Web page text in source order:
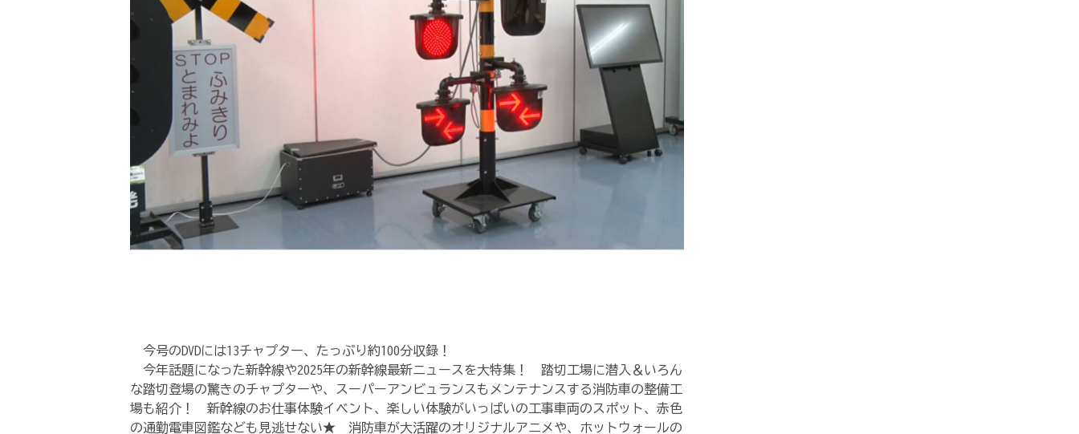
今号のDVDには13チャプター、たっぷり約100分収録！
今年話題になった新幹線や2025年の新幹線最新ニュースを大特集！ 踏切工場に潜入＆いろん
な踏切登場の驚きのチャプターや、スーパーアンビュランスもメンテナンスする消防車の整備工
場も紹介！ 新幹線のお仕事体験イベント、楽しい体験がいっぱいの工事車両のスポット、赤色
の通勤電車図鑑なども見逃せない★ 消防車が大活躍のオリジナルアニメや、ホットウォールの